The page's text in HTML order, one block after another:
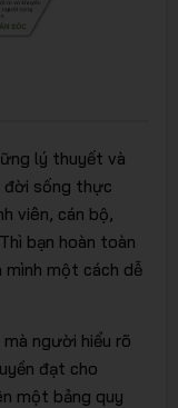
lý thuyết và
đời sống thực
viên, cán bộ,
bạn hoàn toàn
một cách dễ
người hiểu rõ
đạt cho
một bảng quy